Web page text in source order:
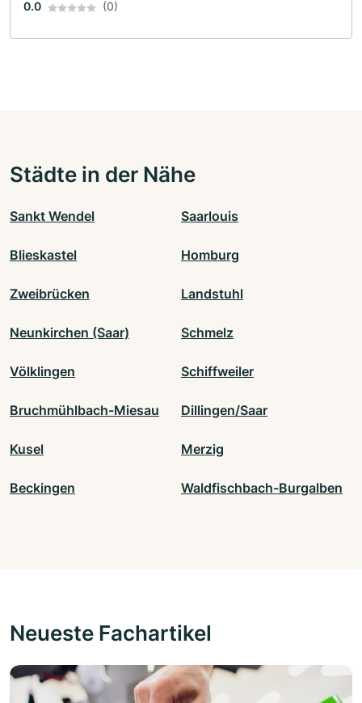
0.0 (0)
Städte in der Nähe
Sankt Wendel Saarlouis
Blieskastel Homburg
Zweibrücken Landstuhl
Neunkirchen (Saar) Schmelz
Völklingen Schiffweiler
Bruchmühlbach-Miesau Dillingen/Saar
Kusel Merzig
Beckingen Waldfischbach-Burgalben
Neueste Fachartikel